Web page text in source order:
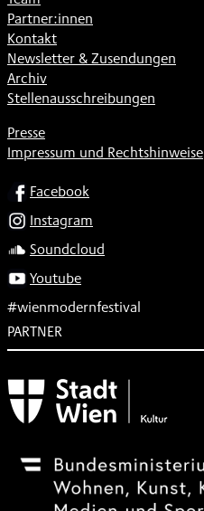
Partner:innen
Kontakt
Newsletter & Zusendungen
Archiv
Stellenausschreibungen
Presse
Impressum und Rechtshinweise
SOCIALFacebook
Instagram
Soundcloud
Youtube
#wienmodernfestival
PARTNER
Subventionsgeber